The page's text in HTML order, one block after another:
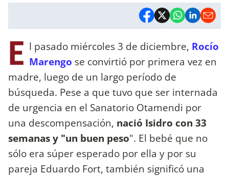
E l pasado miércoles 3 de diciembre, Rocío
Marengo se convirtió por primera vez en
madre, luego de un largo período de
búsqueda. Pese a que tuvo que ser internada
de urgencia en el Sanatorio Otamendi por
una descompensación, nació Isidro con 33
semanas y "un buen peso". El bebé que no
sólo era súper esperado por ella y por su
pareja Eduardo Fort, también significó una